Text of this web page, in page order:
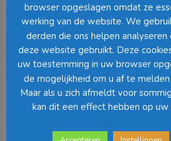
Onze biologisch afbreekbare deksels zijn
(maiszetmeel) verkregen uit mais. Dit snel
hernieuwbare grondstof voor de productie
deksels. De deksels zijn gecertificeerd
EN13432 welke staat voor industriële
dan ook voorzien van het OK compost en
Let op: deze deksel is geschikt voor
tot zo’n 40°C.
browser opgeslagen omdat ze
werking van de website. We
derden die ons helpen
deze website gebruikt. Deze
uw toestemming in uw browser
de mogelijkheid om u af te
Maar als u zich afmeldt voor
kan dit een effect hebben op